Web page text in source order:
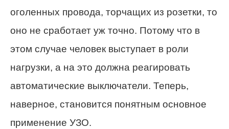
оголенных провода, торчащих из розетки, то
оно не сработает уж точно. Потому что в
этом случае человек выступает в роли
нагрузки, а на это должна реагировать
автоматические выключатели. Теперь,
наверное, становится понятным основное
применение УЗО.